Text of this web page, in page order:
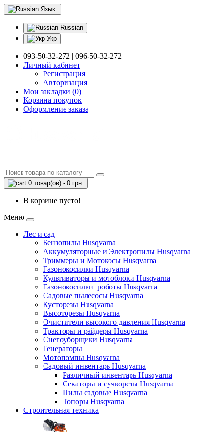
Язык
Russian
Укр
093-50-32-272 | 096-50-32-272
Личный кабинет
Регистрация
Авторизация
Мои закладки (0)
Корзина покупок
Оформление заказа
0 товар(ов) - 0 грн.
В корзине пусто!
Меню
Лес и сад
Бензопилы Husqvarna
Аккумуляторные и Электропилы Нusqvarna
Триммеры и Мотокосы Нusqvarna
Газонокосилки Husqvarna
Культиваторы и мотоблоки Husqvarna
Газонокосилки–роботы Husqvarna
Садовые пылесосы Husqvarna
Кусторезы Husqvarna
Высоторезы Husqvarna
Очистители высокого давления Husqvarna
Тракторы и райдеры Husqvarna
Снегоуборщики Husqvarna
Генераторы
Мотопомпы Husqvarna
Садовый инвентарь Husqvarna
Различный инвентарь Husqvarna
Секаторы и сучкорезы Husqvarna
Пилы садовые Husqvarna
Топоры Husqvarna
Строительная техника